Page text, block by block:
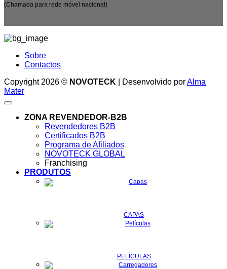
(Chamada para rede móvel nacional)
Sobre
Contactos
Copyright 2026 © NOVOTECK | Desenvolvido porAlma
Mater
ZONA REVENDEDOR-B2B
Revendedores B2B
Certificados B2B
Programa de Afiliados
NOVOTECK GLOBAL
Franchising
PRODUTOS
CAPAS
PELÍCULAS